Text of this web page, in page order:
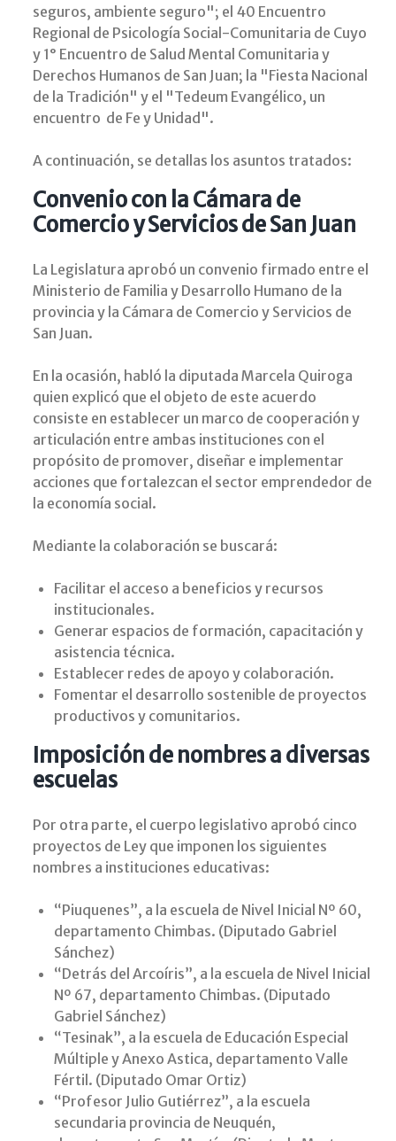
seguros, ambiente seguro"; el 40 Encuentro
Regional de Psicología Social-Comunitaria de Cuyo
y 1° Encuentro de Salud Mental Comunitaria y
Derechos Humanos de San Juan; la "Fiesta Nacional
de la Tradición" y el "Tedeum Evangélico, un
encuentro de Fe y Unidad".
A continuación, se detallas los asuntos tratados:
Convenio con la Cámara de
Comercio y Servicios de San Juan
La Legislatura aprobó un convenio firmado entre el
Ministerio de Familia y Desarrollo Humano de la
provincia y la Cámara de Comercio y Servicios de
San Juan.
En la ocasión, habló la diputada Marcela Quiroga
quien explicó que el objeto de este acuerdo
consiste en establecer un marco de cooperación y
articulación entre ambas instituciones con el
propósito de promover, diseñar e implementar
acciones que fortalezcan el sector emprendedor de
la economía social.
Mediante la colaboración se buscará:
Facilitar el acceso a beneficios y recursos
institucionales.
Generar espacios de formación, capacitación y
asistencia técnica.
Establecer redes de apoyo y colaboración.
Fomentar el desarrollo sostenible de proyectos
productivos y comunitarios.
Imposición de nombres a diversas
escuelas
Por otra parte, el cuerpo legislativo aprobó cinco
proyectos de Ley que imponen los siguientes
nombres a instituciones educativas:
“Piuquenes”, a la escuela de Nivel Inicial Nº 60,
departamento Chimbas. (Diputado Gabriel
Sánchez)
“Detrás del Arcoíris”, a la escuela de Nivel Inicial
Nº 67, departamento Chimbas. (Diputado
Gabriel Sánchez)
“Tesinak”, a la escuela de Educación Especial
Múltiple y Anexo Astica, departamento Valle
Fértil. (Diputado Omar Ortiz)
“Profesor Julio Gutiérrez”, a la escuela
secundaria provincia de Neuquén,